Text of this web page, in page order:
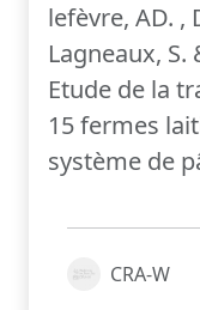
lefèvre, AD. ,
Lagneaux, S.
Etude de la
15 fermes
système de
CRA-W